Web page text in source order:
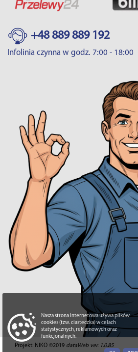
+48 889 889 192
Infolinia czynna w godz. 7:00 - 18:00
Projekt: NIKO ©2019 dataWeb ver. 1.0.85
Nasza strona internetowa używa plików
cookies (tzw. ciasteczka) w celach
statystycznych, reklamowych oraz
funkcjonalnych.